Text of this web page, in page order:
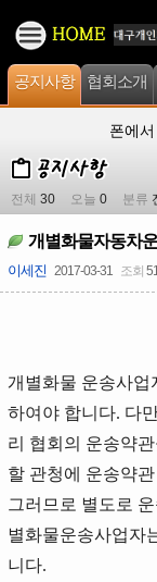
공지사항 협회소개
폰에
전체 30 오늘 0 분류
개별화물자동차
이세진 2017-03-31 조회
개별화물 운송사업
하여야 합니다. 다
리 협회의 운송약
할 관청에 운송약
그러므로 별도로
별화물운송사업자
니다.